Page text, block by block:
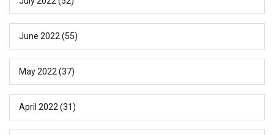
June 2022 (55)
May 2022 (37)
April 2022 (31)